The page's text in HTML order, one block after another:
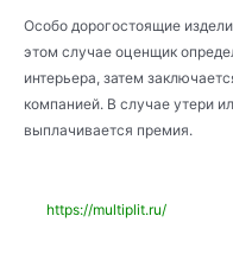
Особо дорогостоящие
этом случае оценщик
интерьера, затем
компанией. В случае утери
выплачивается премия.
https://multiplit.ru/